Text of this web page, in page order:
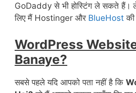
GoDaddy से भी होस्टिंग ले सकते हैं।
लिए मैं Hostinger और BlueHost की
WordPress
Banaye?
सबसे पहले यदि आपको पता नहीं है कि